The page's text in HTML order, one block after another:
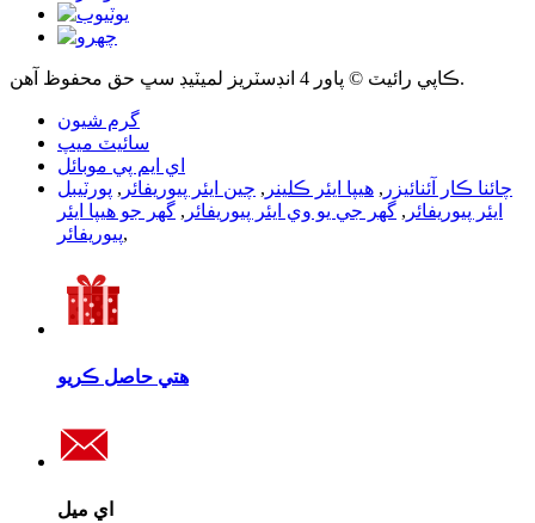
ڪاپي رائيٽ © پاور 4 انڊسٽريز لميٽيڊ سڀ حق محفوظ آهن.
گرم شيون
سائيٽ ميپ
اي ايم پي موبائل
چائنا ڪار آئنائيزر , هيپا ايئر ڪلينر , چين ايئر پيوريفائر , پورٽيبل
ايئر پيوريفائر , گھر جي يو وي ايئر پيوريفائر , گھر جو هيپا ايئر
پيوريفائر,
هتي حاصل ڪريو
اي ميل